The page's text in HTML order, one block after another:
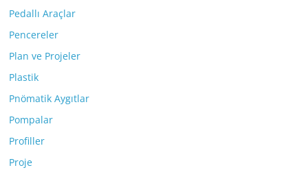
Pedallı Araçlar
Pencereler
Plan ve Projeler
Plastik
Pnömatik Aygıtlar
Pompalar
Profiller
Proje